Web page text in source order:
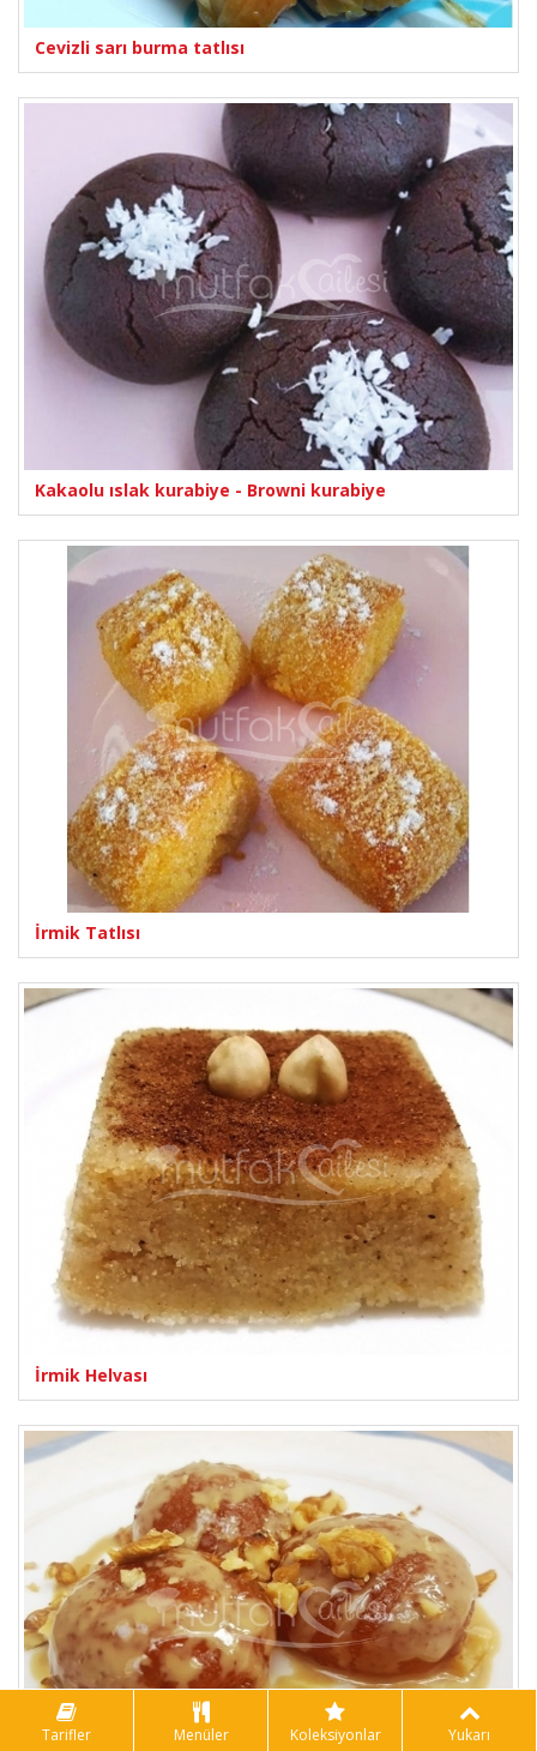
Cevizli sarı burma tatlısı
Kakaolu ıslak kurabiye - Browni kurabiye
İrmik Tatlısı
İrmik Helvası
Tarifler Menüler Koleksiyonlar Yukarı